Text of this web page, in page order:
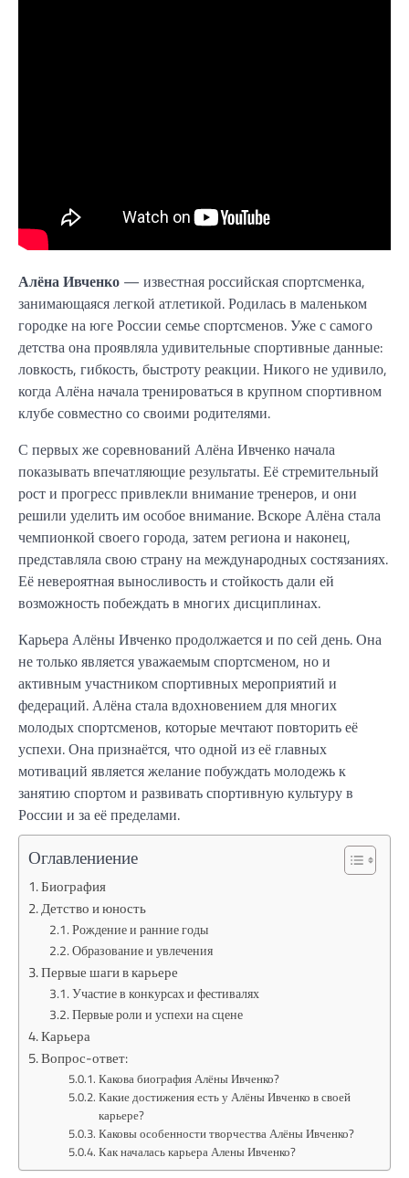
Алёна Ивченко — известная российская спортсменка,
занимающаяся легкой атлетикой. Родилась в маленьком
городке на юге России семье спортсменов. Уже с самого
детства она проявляла удивительные спортивные данные:
ловкость, гибкость, быстроту реакции. Никого не удивило,
когда Алёна начала тренироваться в крупном спортивном
клубе совместно со своими родителями.
С первых же соревнований Алёна Ивченко начала
показывать впечатляющие результаты. Её стремительный
рост и прогресс привлекли внимание тренеров, и они
решили уделить им особое внимание. Вскоре Алёна стала
чемпионкой своего города, затем региона и наконец,
представляла свою страну на международных состязаниях.
Её невероятная выносливость и стойкость дали ей
возможность побеждать в многих дисциплинах.
Карьера Алёны Ивченко продолжается и по сей день. Она
не только является уважаемым спортсменом, но и
активным участником спортивных мероприятий и
федераций. Алёна стала вдохновением для многих
молодых спортсменов, которые мечтают повторить её
успехи. Она признаётся, что одной из её главных
мотиваций является желание побуждать молодежь к
занятию спортом и развивать спортивную культуру в
России и за её пределами.
Оглавлениение
Биография
Детство и юность
Рождение и ранние годы
Образование и увлечения
Первые шаги в карьере
Участие в конкурсах и фестивалях
Первые роли и успехи на сцене
Карьера
Вопрос-ответ:
Какова биография Алёны Ивченко?
Какие достижения есть у Алёны Ивченко в своей
карьере?
Каковы особенности творчества Алёны Ивченко?
Как началась карьера Алены Ивченко?